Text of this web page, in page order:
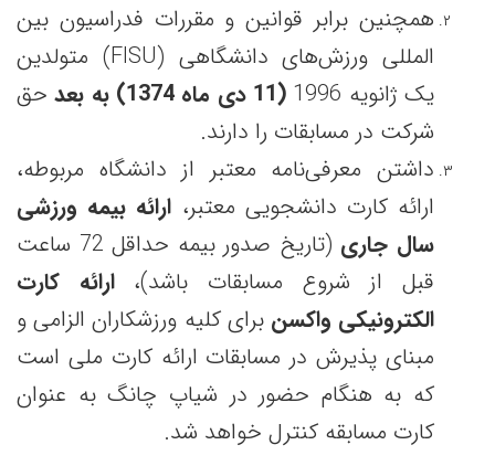
همچنین برابر قوانین و مقررات فدراسیون بین
المللی ورزش‌های دانشگاهی (FISU) متولدین
یک ژانویه 1996
(11 دی ماه 1374) به بعد
حق
شرکت در مسابقات را دارند.
داشتن معرفی‌نامه معتبر از دانشگاه مربوطه،
ارائه کارت دانشجویی معتبر، ارائه بیمه ورزشی
سال جاری
(تاریخ صدور بیمه حداقل 72 ساعت
قبل از شروع مسابقات باشد)،ارائه کارت
الکترونیکی واکسن برای کلیه ورزشکاران الزامی و
مبنای پذیرش در مسابقات ارائه کارت ملی است
که به هنگام حضور در شیاپ چانگ به عنوان
کارت مسابقه کنترل خواهد شد.